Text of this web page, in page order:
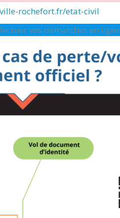
rochefort.fr/etat-civil
vos démarches en ligne